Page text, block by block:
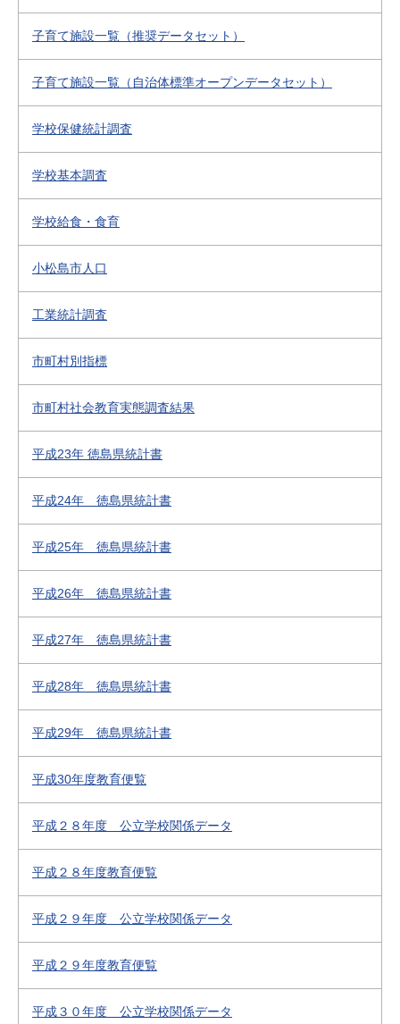
子育て施設一覧（推奨データセット）
子育て施設一覧（自治体標準オープンデータセット）
学校保健統計調査
学校基本調査
学校給食・食育
小松島市人口
工業統計調査
市町村別指標
市町村社会教育実態調査結果
平成23年 徳島県統計書
平成24年 徳島県統計書
平成25年 徳島県統計書
平成26年 徳島県統計書
平成27年 徳島県統計書
平成28年 徳島県統計書
平成29年 徳島県統計書
平成30年度教育便覧
平成２８年度 公立学校関係データ
平成２８年度教育便覧
平成２９年度 公立学校関係データ
平成２９年度教育便覧
平成３０年度 公立学校関係データ